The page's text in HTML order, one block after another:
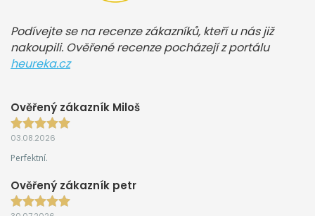
Podívejte se na recenze zákazníků, kteří u nás již
nakoupili. Ověřené recenze pocházejí z portálu
heureka.cz
Ověřený zákazník Miloš
03.08.2026
Perfektní.
Ověřený zákazník petr